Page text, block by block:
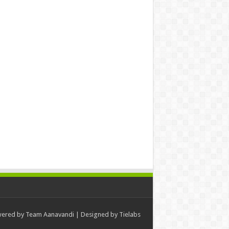
by Team Aanavandi | Designed by Tielabs